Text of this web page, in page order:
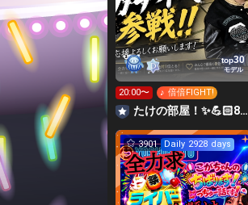
top30
モデル
20:00〜 ♪ 倍倍FIGHT!
たけの部屋！✨️💪🏻8月3日からガチ！💪🏻
3901 Daily 2928 days